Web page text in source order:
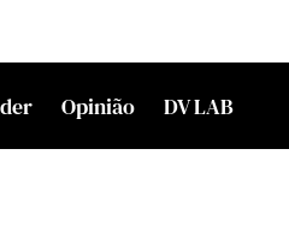
Opinião DV LAB